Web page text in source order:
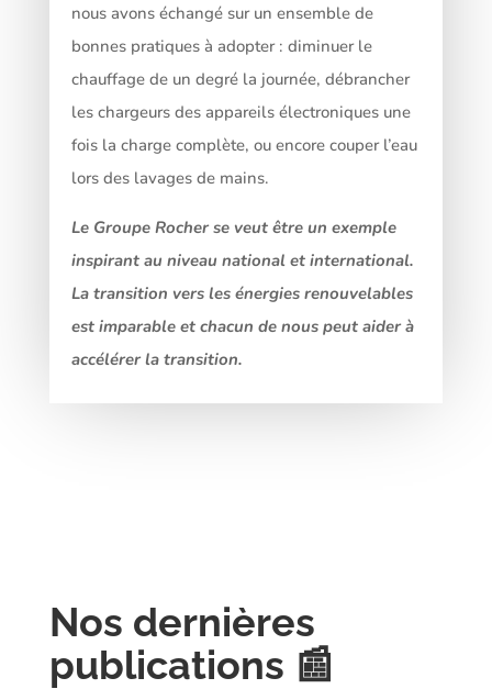
nous avons échangé sur un ensemble de
bonnes pratiques à adopter : diminuer le
chauffage de un degré la journée, débrancher
les chargeurs des appareils électroniques une
fois la charge complète, ou encore couper l’eau
lors des lavages de mains.
Le Groupe Rocher se veut être un exemple
inspirant au niveau national et international.
La transition vers les énergies renouvelables
est imparable et chacun de nous peut aider à
accélérer la transition.
Nos dernières
publications 📰